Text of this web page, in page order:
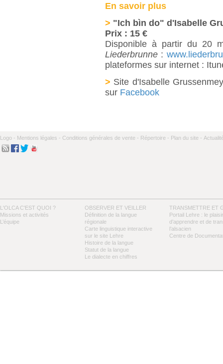
En savoir plus
> "Ich bìn do" d'Isabelle
Prix : 15 €
Disponible à partir du 20
Liederbrunne :
plateformes sur internet :
> Site d'Isabelle
sur Facebook
Logo - Mentions légales - Conditions générales de vente - Répertoire - Plan du site -
L'OLCA C'EST QUOI ?
Missions et activités
L’équipe
OBSERVER ET VEILLER
Définition de la langue
régionale
Carte linguistique interactive
sur le site Lehre
Histoire de la langue
Statut de la langue
Le dialecte en chiffres
TRANSMETTRE ET
Portail Lehre : le plaisir
d’apprendre et de
l’alsacien
Centre de